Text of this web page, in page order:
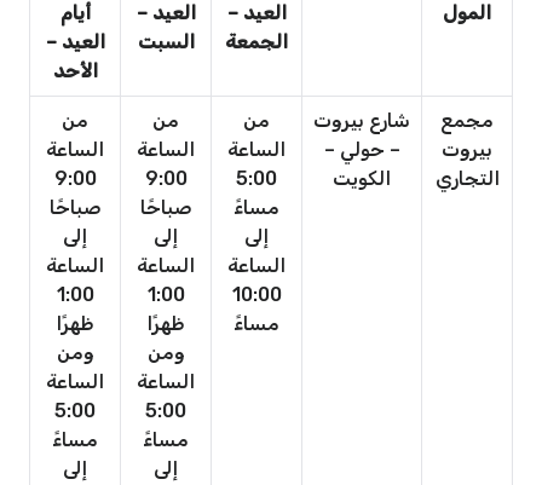
المول
العيد –
الجمعة
العيد –
السبت
أيام
العيد –
الأحد
مجمع
بيروت
التجاري
شارع بيروت
– حولي –
الكويت
من
الساعة
5:00
مساءً
إلى
الساعة
10:00
مساءً
من
الساعة
9:00
صباحًا
إلى
الساعة
1:00
ظهرًا
ومن
الساعة
5:00
مساءً
إلى
من
الساعة
9:00
صباحًا
إلى
الساعة
1:00
ظهرًا
ومن
الساعة
5:00
مساءً
إلى